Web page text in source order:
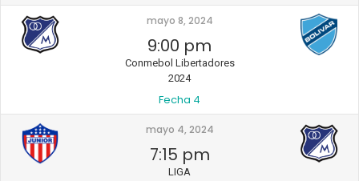
mayo 8, 2024
9:00 pm
Conmebol Libertadores
2024
Fecha 4
mayo 4, 2024
7:15 pm
LIGA